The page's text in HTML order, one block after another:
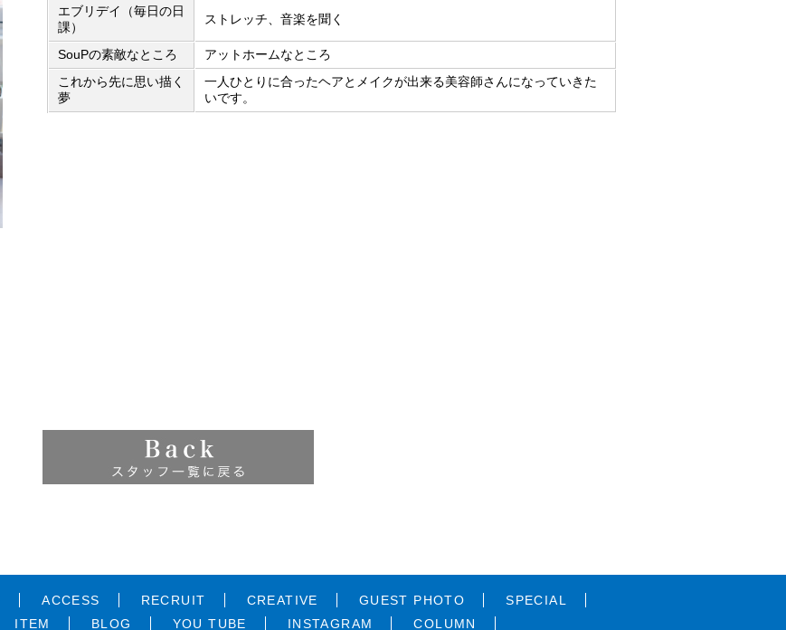
エブリデイ（毎日の日
課）
ストレッチ、音楽を聞く
SouPの素敵なところ
アットホームなところ
これから先に思い描く
夢
一人ひとりに合ったヘアとメイクが出来る美容師さんになっていきた
いです。
ACCESS RECRUIT CREATIVE GUEST PHOTO
SPECIAL
ITEM BLOG YOU TUBE INSTAGRAM COLUMN